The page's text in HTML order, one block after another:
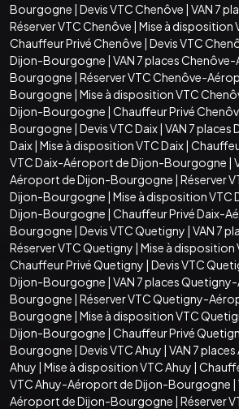
Bourgogne | Devis VTC Chenôve | VAN 7
Réserver VTC Chenôve | Mise à disposition
Chauffeur Privé Chenôve | Devis VTC
Dijon-Bourgogne | VAN 7 places
Bourgogne | Réserver VTC Chenôve-
Bourgogne | Mise à disposition VTC
Dijon-Bourgogne | Chauffeur Privé
Bourgogne | Devis VTC Daix| VAN 7 places
Daix| Mise à disposition VTC Daix|
VTC Daix-Aéroport de Dijon-Bourgogne |
Aéroport de Dijon-Bourgogne | Réserver
Dijon-Bourgogne | Mise à disposition VTC
Dijon-Bourgogne | Chauffeur Privé Daix-
Bourgogne | Devis VTC Quetigny | VAN 7
Réserver VTC Quetigny | Mise à disposition
Chauffeur Privé Quetigny | Devis VTC
Dijon-Bourgogne | VAN 7 places
Bourgogne | Réserver VTC Quetigny-
Bourgogne | Mise à disposition VTC
Dijon-Bourgogne | Chauffeur Privé
Bourgogne | Devis VTC Ahuy | VAN 7 places
Ahuy | Mise à disposition VTC Ahuy |
VTC Ahuy-Aéroport de Dijon-Bourgogne |
Aéroport de Dijon-Bourgogne | Réserver